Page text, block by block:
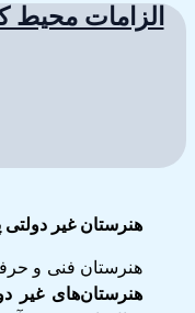
الزامات محیط
هنرستان غیر
هنرستان فنی و
هنرستان‌های غیر